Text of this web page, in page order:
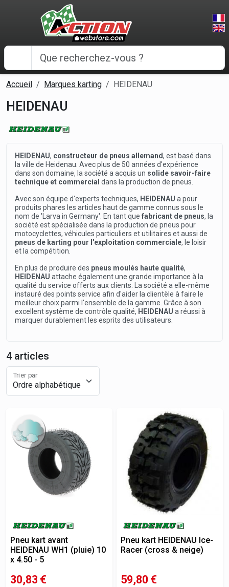
Panneau de gestion des cookies
Accueil Marques karting HEIDENAU
HEIDENAU
HEIDENAU, constructeur de pneus allemand, est basé dans
la ville de Heidenau. Avec plus de 50 années d'expérience
dans son domaine, la société a acquis un solide savoir-faire
technique et commercial dans la production de pneus.
Avec son équipe d'experts techniques, HEIDENAU a pour
produits phares les articles haut de gamme connus sous le
nom de 'Larva in Germany'. En tant que fabricant de pneus, la
société est spécialisée dans la production de pneus pour
motocyclettes, véhicules particuliers et utilitaires et aussi de
pneus de karting pour l'exploitation commerciale, le loisir
et la compétition.
En plus de produire des pneus moulés haute qualité,
HEIDENAU attache également une grande importance à la
qualité du service offerts aux clients. La société a elle-même
instauré des points service afin d'aider la clientèle à faire le
meilleur choix parmi l'ensemble de la gamme. Grâce à son
excellent système de contrôle qualité, HEIDENAU a réussi à
marquer durablement les esprits des utilisateurs.
4 articles
Trier par
Pneu kart avant
HEIDENAU WH1 (pluie) 10
x 4.50 - 5
30,83 €
Pneu kart HEIDENAU Ice-
Racer (cross & neige)
59,80 €